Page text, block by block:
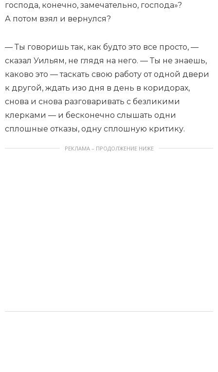
господа, конечно, замечательно, господа»?
А потом взял и вернулся?
— Ты говоришь так, как будто это все просто, —
сказал Уильям, не глядя на него. — Ты не знаешь,
каково это — таскать свою работу от одной двери
к другой, ждать изо дня в день в коридорах,
снова и снова разговаривать с безликими
клерками — и бесконечно слышать одни
сплошные отказы, одну сплошную критику.
РЕКЛАМА – ПРОДОЛЖЕНИЕ НИЖЕ